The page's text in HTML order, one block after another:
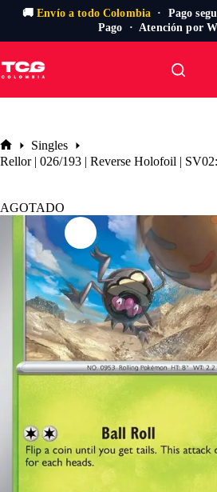
🚚Envío a todo Colombia · Pago
Pago · Atención por
al
contenido
Inicio
Singles
Rellor | 026/193 | Reverse Holofoil |
AGOTADO